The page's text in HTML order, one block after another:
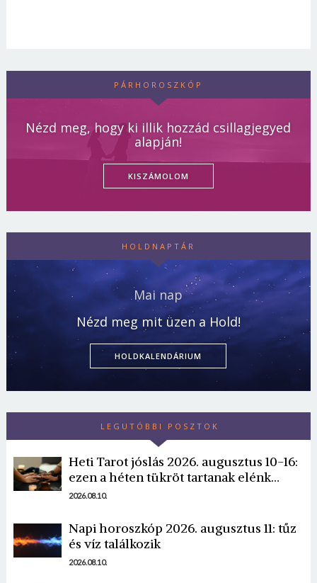
PÁRHOROSZKÓP
Nézd meg, hogy ki illik hozzád csillagjegyed
alapján!
KISZÁMOLOM
HOLDNAPTÁR
Mai nap
Nézd meg mit üzen a Hold!
HOLDKALENDÁRIUM
LEGUTÓBBI POSZTOK
Heti Tarot jóslás 2026. augusztus 10-16:
ezen a héten tükröt tartanak elénk…
2026.08.10.
Napi horoszkóp 2026. augusztus 11: tűz
és víz találkozik
2026.08.10.